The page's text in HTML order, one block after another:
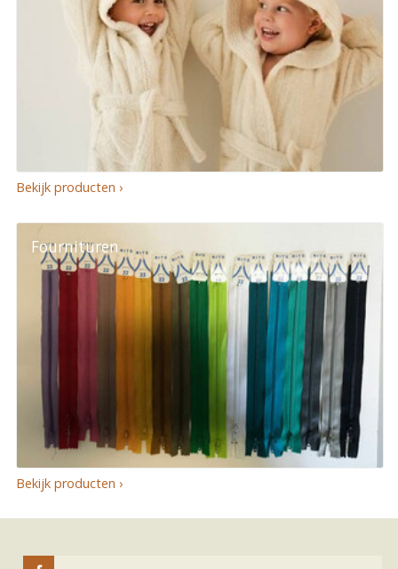
Bekijk producten ›
Fournituren
Bekijk producten ›